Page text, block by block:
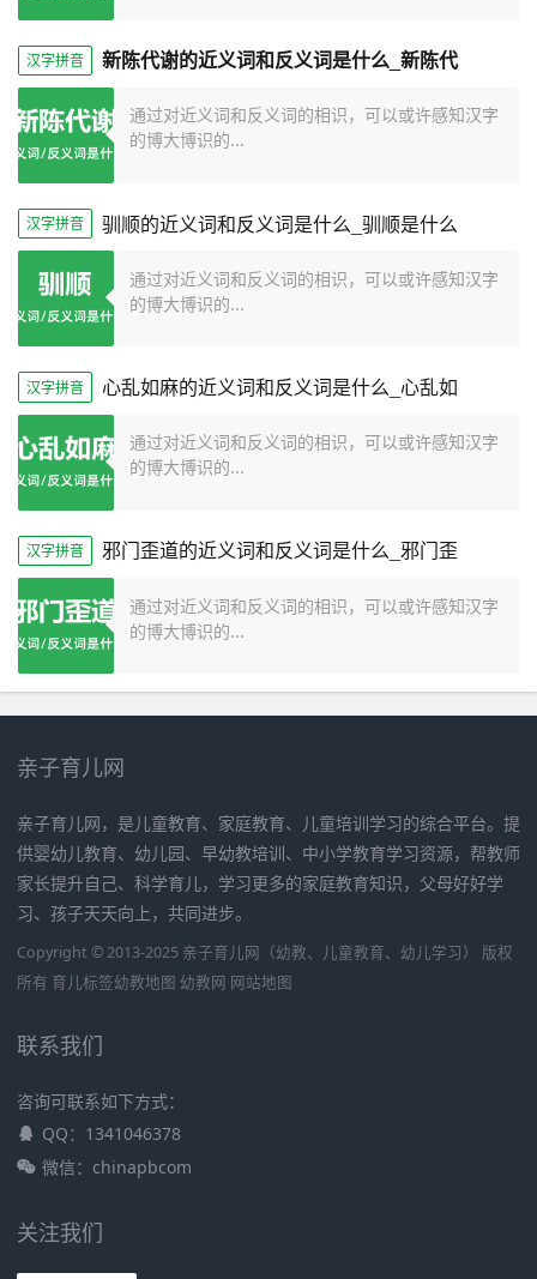
汉字拼音 新陈代谢的近义词和反义词是什么_新陈代
通过对近义词和反义词的相识，可以或许感知汉字
的博大博识的...
汉字拼音 驯顺的近义词和反义词是什么_驯顺是什么
通过对近义词和反义词的相识，可以或许感知汉字
的博大博识的...
汉字拼音 心乱如麻的近义词和反义词是什么_心乱如
通过对近义词和反义词的相识，可以或许感知汉字
的博大博识的...
汉字拼音 邪门歪道的近义词和反义词是什么_邪门歪
通过对近义词和反义词的相识，可以或许感知汉字
的博大博识的...
亲子育儿网
亲子育儿网，是儿童教育、家庭教育、儿童培训学习的综合平台。提
供婴幼儿教育、幼儿园、早幼教培训、中小学教育学习资源，帮教师
家长提升自己、科学育儿，学习更多的家庭教育知识，父母好好学
习、孩子天天向上，共同进步。
Copyright © 2013-2025 亲子育儿网（幼教、儿童教育、幼儿学习） 版权
所有 育儿标签幼教地图 幼教网 网站地图
联系我们
咨询可联系如下方式：
QQ：1341046378
微信：chinapbcom
关注我们